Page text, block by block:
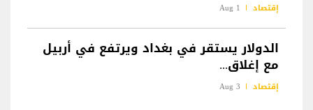
إقتصاد 1 Aug
الدولار يستقر في بغداد ويرتفع في أربيل
مع إغلاق...
إقتصاد 3 Aug